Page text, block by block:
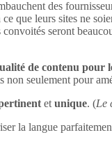
des
que leurs sites ne
convoités seront
de contenu pour
non seulement pour
et unique. (Le
la langue